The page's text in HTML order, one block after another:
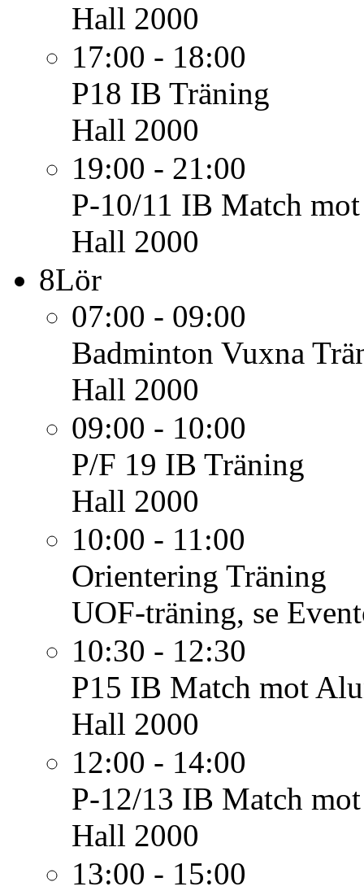
Hall 2000
17:00 - 18:00
P18 IB Träning
Hall 2000
19:00 - 21:00
P-10/11 IB Match
Hall 2000
8Lör
07:00 - 09:00
Badminton Vuxna
Hall 2000
09:00 - 10:00
P/F 19 IB Träning
Hall 2000
10:00 - 11:00
Orientering Träning
UOF-träning, se
10:30 - 12:30
P15 IB Match mot
Hall 2000
12:00 - 14:00
P-12/13 IB Match
Hall 2000
13:00 - 15:00